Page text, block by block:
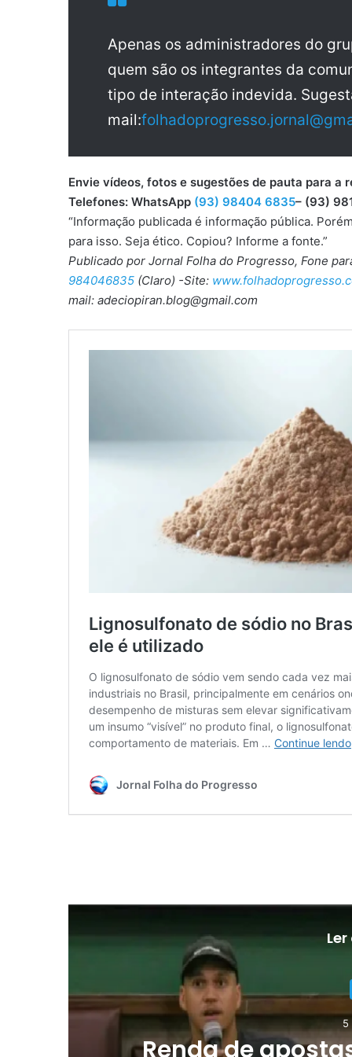
Apenas os administradores do
quem são os integrantes da
tipo de interação indevida.
mail:
Envie vídeos, fotos e sugestões de pauta para a
Telefones: WhatsApp (93) 98404 6835– (93)
“Informação publicada é informação pública.
para isso. Seja ético. Copiou? Informe a fonte.”
Publicado por Jornal Folha do Progresso, Fone
984046835 (Claro) -Site:
mail: adeciopiran.blog@gmail.com
5
Renda de